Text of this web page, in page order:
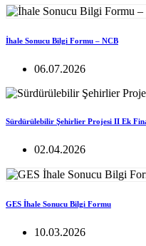
İhale Sonucu Bilgi Formu – NCB
06.07.2026
Sürdürülebilir Şehirlier Projesi II Ek
02.04.2026
GES İhale Sonucu Bilgi Formu
10.03.2026